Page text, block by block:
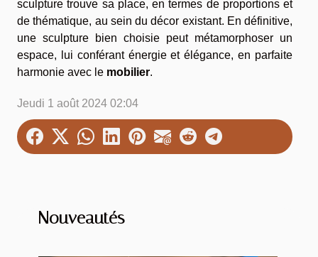
sculpture trouve sa place, en termes de proportions et
de thématique, au sein du décor existant. En définitive,
une sculpture bien choisie peut métamorphoser un
espace, lui conférant énergie et élégance, en parfaite
harmonie avec le mobilier.
Jeudi 1 août 2024 02:04
Nouveautés